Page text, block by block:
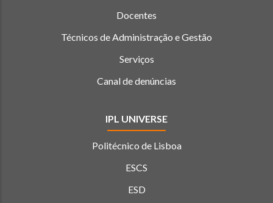
Docentes
Técnicos de Administração e Gestão
Serviços
Canal de denúncias
IPL UNIVERSE
Politécnico de Lisboa
ESCS
ESD